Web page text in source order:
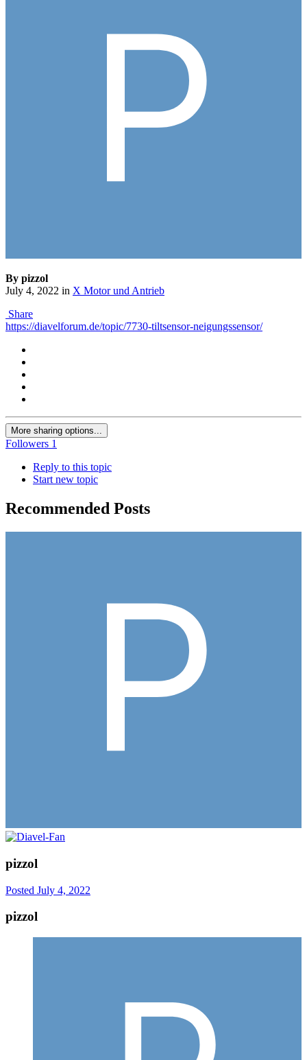
By pizzol
July 4, 2022 in X Motor und Antrieb
Share
https://diavelforum.de/topic/7730-tiltsensor-neigungssensor/
More sharing options...
Followers 1
Reply to this topic
Start new topic
Recommended Posts
pizzol
Posted July 4, 2022
pizzol